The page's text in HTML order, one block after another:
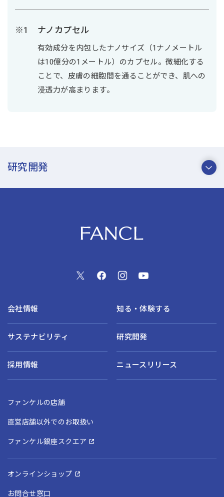
ナノカプセル
有効成分を内包したナノサイズ（1ナノメートル
は10億分の1メートル）のカプセル。微細化する
ことで、皮膚の細胞間を通ることができ、肌への
浸透力が高まります。
研究開発
会社情報 知る・体験する
サステナビリティ 研究開発
採用情報 ニュースリリース
ファンケルの店舗
直営店舗以外でのお取扱い
ファンケル銀座スクエア
オンラインショップ
お問合せ窓口